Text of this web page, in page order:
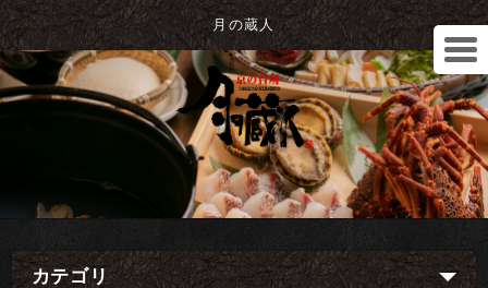
月の蔵人
カテゴリ